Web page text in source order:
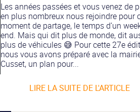
Les années passées et vous venez de
en plus nombreux nous rejoindre pour
moment de partage, le temps d’un
end. Mais qui dit plus de monde, dit
plus de véhicules 😅 Pour cette 27e
nous vous avons préparé avec la
Cusset, un plan pour...
LIRE LA SUITE DE L'ARTICLE